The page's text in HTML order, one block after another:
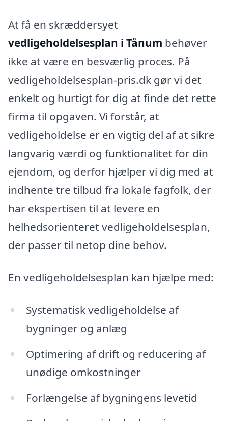
At få en skræddersyet
vedligeholdelsesplan i Tånum behøver
ikke at være en besværlig proces. På
vedligeholdelsesplan-pris.dk gør vi det
enkelt og hurtigt for dig at finde det rette
firma til opgaven. Vi forstår, at
vedligeholdelse er en vigtig del af at sikre
langvarig værdi og funktionalitet for din
ejendom, og derfor hjælper vi dig med at
indhente tre tilbud fra lokale fagfolk, der
har ekspertisen til at levere en
helhedsorienteret vedligeholdelsesplan,
der passer til netop dine behov.
En vedligeholdelsesplan kan hjælpe med:
Systematisk vedligeholdelse af
bygninger og anlæg
Optimering af drift og reducering af
unødige omkostninger
Forlængelse af bygningens levetid